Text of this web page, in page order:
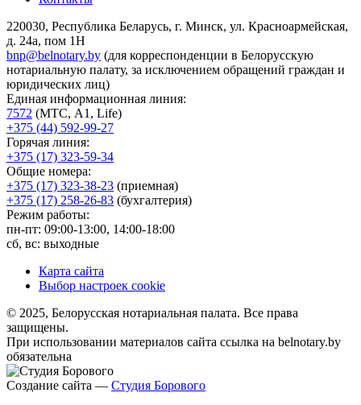
220030, Республика Беларусь, г. Минск, ул. Красноармейская,
д. 24а, пом 1Н
bnp@belnotary.by (для корреспонденции в Белорусскую
нотариальную палату, за исключением обращений граждан и
юридических лиц)
Единая информационная линия:
7572 (МТС, A1, Life)
+375 (44) 592-99-27
Горячая линия:
+375 (17) 323-59-34
Общие номера:
+375 (17) 323-38-23 (приемная)
+375 (17) 258-26-83 (бухгалтерия)
Режим работы:
пн-пт: 09:00-13:00, 14:00-18:00
сб, вс: выходные
Карта сайта
Выбор настроек cookie
© 2025, Белорусская нотариальная палата. Все права
защищены.
При использовании материалов сайта ссылка на belnotary.by
обязательна
Создание сайта — Студия Борового